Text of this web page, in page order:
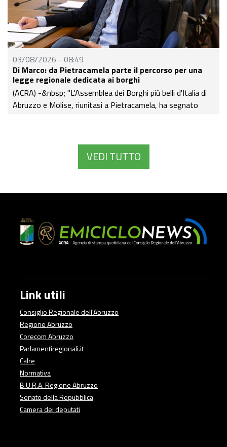
una
di
31/07/2026 - 15:46
Castiglione Messer Marino nella rete Anci Città dei
Motori, il commento di Menna
(ACRA) - Castiglione Messer Marino, comune in
Chieti, da domani, sabato 1° agosto, entrerà
VEDI TUTTO
Link utili
Consiglio Regionale dell'Abruzzo
Regione Abruzzo
Corecom Abruzzo
Parlamentiregionali.it
Calre
Normativa
B.U.R.A. Regione Abruzzo
Senato della Repubblica
Camera dei deputati